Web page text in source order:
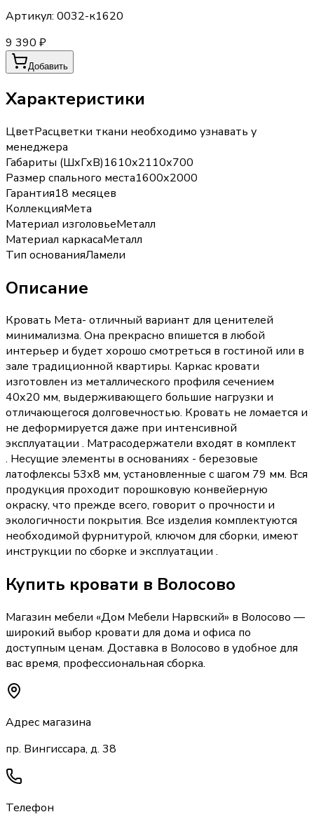
Артикул: 0032-к1620
9 390 ₽
Добавить
Характеристики
ЦветРасцветки ткани необходимо узнавать у
менеджера
Габариты (ШхГхВ)1610х2110х700
Размер спального места1600х2000
Гарантия18 месяцев
КоллекцияМета
Материал изголовьеМеталл
Материал каркасаМеталл
Тип основанияЛамели
Описание
Кровать Мета- отличный вариант для ценителей
минимализма. Она прекрасно впишется в любой
интерьер и будет хорошо смотреться в гостиной или в
зале традиционной квартиры. Каркас кровати
изготовлен из металлического профиля сечением
40х20 мм, выдерживающего большие нагрузки и
отличающегося долговечностью. Кровать не ломается и
не деформируется даже при интенсивной
эксплуатации . Матрасодержатели входят в комплект
. Несущие элементы в основаниях - березовые
латофлексы 53х8 мм, установленные с шагом 79 мм. Вся
продукция проходит порошковую конвейерную
окраску, что прежде всего, говорит о прочности и
экологичности покрытия. Все изделия комплектуются
необходимой фурнитурой, ключом для сборки, имеют
инструкции по сборке и эксплуатации .
Купить кровати в Волосово
Магазин мебели «Дом Мебели Нарвский» в Волосово —
широкий выбор кровати для дома и офиса по
доступным ценам. Доставка в Волосово в удобное для
вас время, профессиональная сборка.
Адрес магазина
пр. Вингиссара, д. 38
Телефон